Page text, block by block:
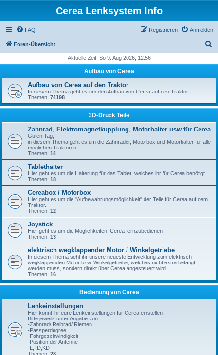
Cerea Lenksystem Info
FAQ Anmelden
Registrieren
Foren-Übersicht
h
Aktuelle Zeit: So 9. Aug 2026, 12:56
Aufbau von Cerea
Aufbau von Cerea auf den Traktor
In diesem Thema geht es um den Aufbau von Cerea auf den Traktor.
Themen: 74198
3D-Druck Teile
Zahnrad, Elektromagnetkupplung, Motorhalter usw für Cerea
Guten Tag,
in diesem Thema geht es um die Zahnräder, Motorbox und Motorhalter für alle
möglichen Traktoren.
Themen: 14
Tablethalter
Hier geht es um die Halterung für das Tablet, welches ihr für Cerea benötigt.
Themen: 18
Cereabox / Motorbox
Hier geht es um die "Aufbewahrungsmöglichkeit" der Teile für Cerea auf dem
Traktor.
Themen: 12
Joystick
Hier geht es um die Möglichkeiten, Cerea fernzubedienen.
Themen: 13
elektrisch wegklappender Motor / Winkelgetriebe
In diesem Thema seht ihr unsere neueste Entwicklung zum elektrisch
wegklappenden Motor bzw. Winkelgetriebe, welches nicht extra betätigt
werden muss, sondern direkt über Cerea angesteuert wird.
Themen: 16
Bedienung von Cerea
Lenkeinstellungen
Hier könnt ihr eure Lenkeinstellungen für Cerea einstellen!
Bitte jeweils unter Angabe von
-Zahnrad/ Reibrad/ Riemen...
-Passperdegree
-Fahrgeschwindigkeit
-Position der Antenne
-L,I,D,KD
Themen: 28